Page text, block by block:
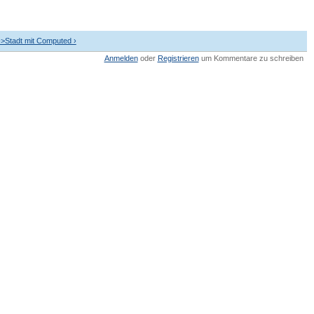
mit Computed ›
Anmeldenoder Registrierenum Kommentare zu schreiben